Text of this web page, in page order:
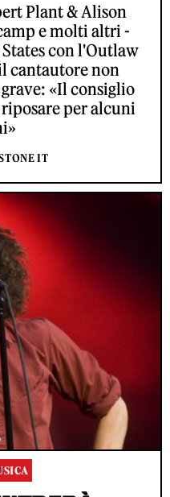
Plant & Alison
e molti altri -
con l'Outlaw
cantautore non
«Il consiglio
per alcuni
IT